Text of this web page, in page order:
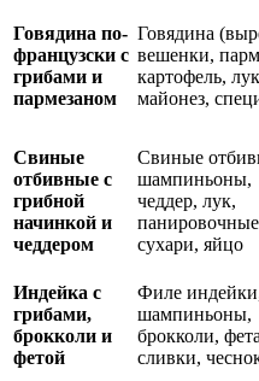
Говядина по-
французски с
грибами и
пармезаном
Говядина
вешенки,
картофель,
майонез,
Свиные
отбивные с
грибной
начинкой и
чеддером
Свиные
шампиньоны,
чеддер, лук,
панировочные
сухари, яйцо
Индейка с
грибами,
брокколи и
фетой
Филе
шампиньоны,
брокколи,
сливки,